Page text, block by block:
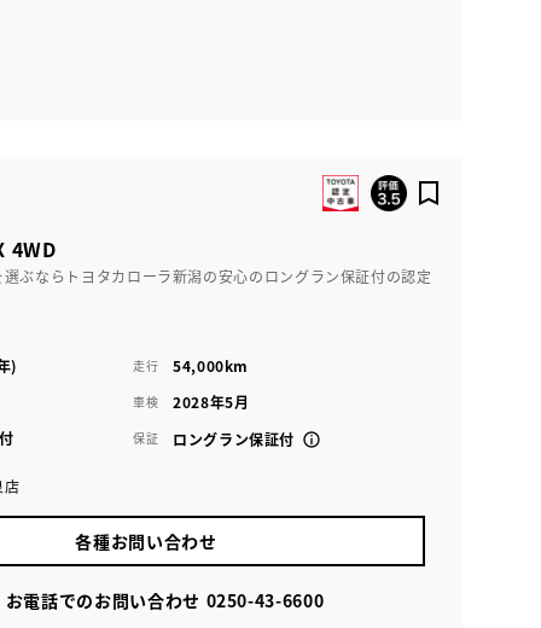
4WD
ぶならトヨタカローラ新潟の安心のロングラン保証付の認定
) 走行 54,000km
車検
2028年5月
保証 ロングラン保証付
各種お問い合わせ
お電話でのお問い合わせ 0250-43-6600